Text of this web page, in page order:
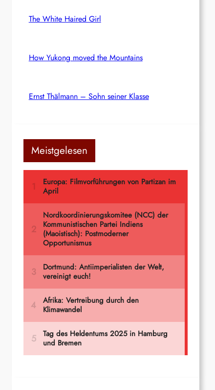
The White Haired Girl
How Yukong moved the Mountains
Ernst Thälmann – Sohn seiner Klasse
Meistgelesen